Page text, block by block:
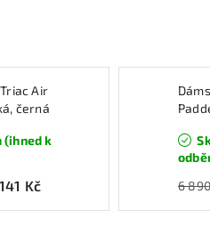
Air
černá
(ihned k
Kč
6